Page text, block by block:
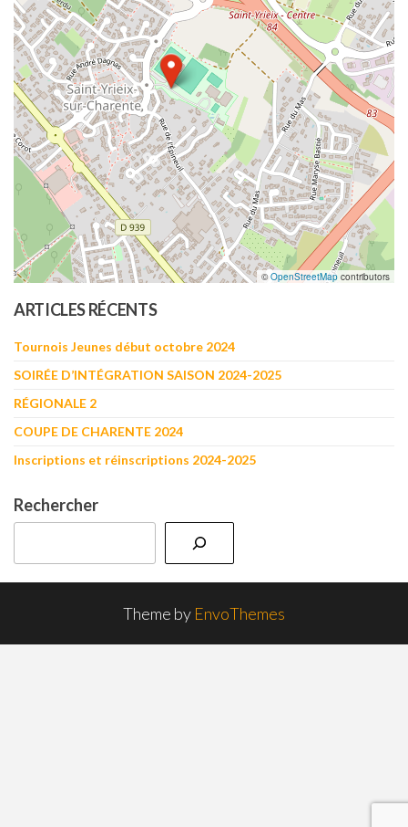
©OpenStreetMap contributors
ARTICLES RÉCENTS
Tournois Jeunes début octobre 2024
SOIRÉE D’INTÉGRATION SAISON 2024-2025
RÉGIONALE 2
COUPE DE CHARENTE 2024
Inscriptions et réinscriptions 2024-2025
Rechercher
Theme by EnvoThemes